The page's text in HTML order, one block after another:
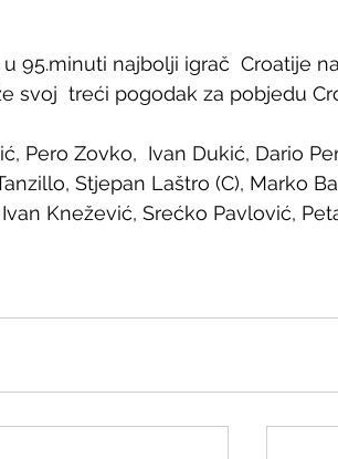
95.minuti najbolji igrač  Croatije
svoj  treći pogodak za pobjedu
Pero Zovko,  Ivan Dukić, Dario
Stjepan Laštro (C), Marko
Knežević, Srećko Pavlović,